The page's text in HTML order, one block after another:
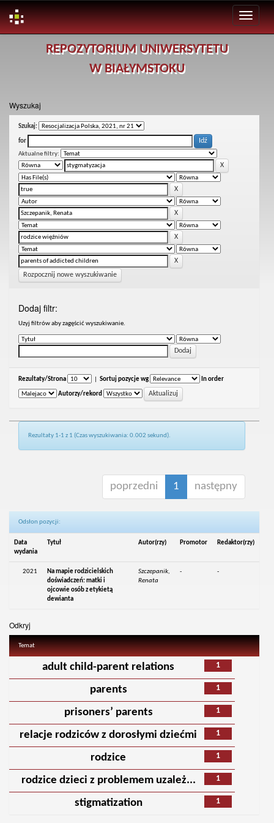
REPOZYTORIUM UNIWERSYTETU
W BIAŁYMSTOKU
Wyszukaj
Szukaj:
for
Aktualne filtry:
Rozpocznij nowe wyszukiwanie
Dodaj filtr:
Uzyj filtrów aby zagęścić wyszukiwanie.
Rezultaty/Strona Sortuj pozycje wg In order
Autorzy/rekord
Rezultaty 1-1 z 1 (Czas wyszukiwania: 0.002 sekund).
poprzedni 1 następny
Odsłon pozycji:
Data
wydania
Tytuł Autor(rzy) Promotor Redaktor(rzy)
2021
Na mapie rodzicielskich
doświadczeń: matki i
ojcowie osób z etykietą
dewianta
Szczepanik,
Renata
- -
Odkryj
Temat
1
adult child-parent relations
1
parents
1
prisoners’ parents
1
relacje rodziców z dorosłymi dziećmi
1
rodzice
1
rodzice dzieci z problemem uzależ...
1
stigmatization